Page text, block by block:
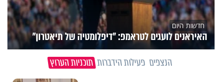
חדשות היום
האיראנים לועגים לטראמפ: "דיפלומטיה של תיאטרון"
הנצפים פעילות הידברות תוכניות הערוץ